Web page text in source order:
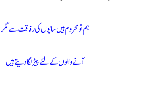
ہم تو محروم ہیں سایوں کی رفاقت سے مگر
آنے والوں کے لئے پیڑ لگادیتے ہیں